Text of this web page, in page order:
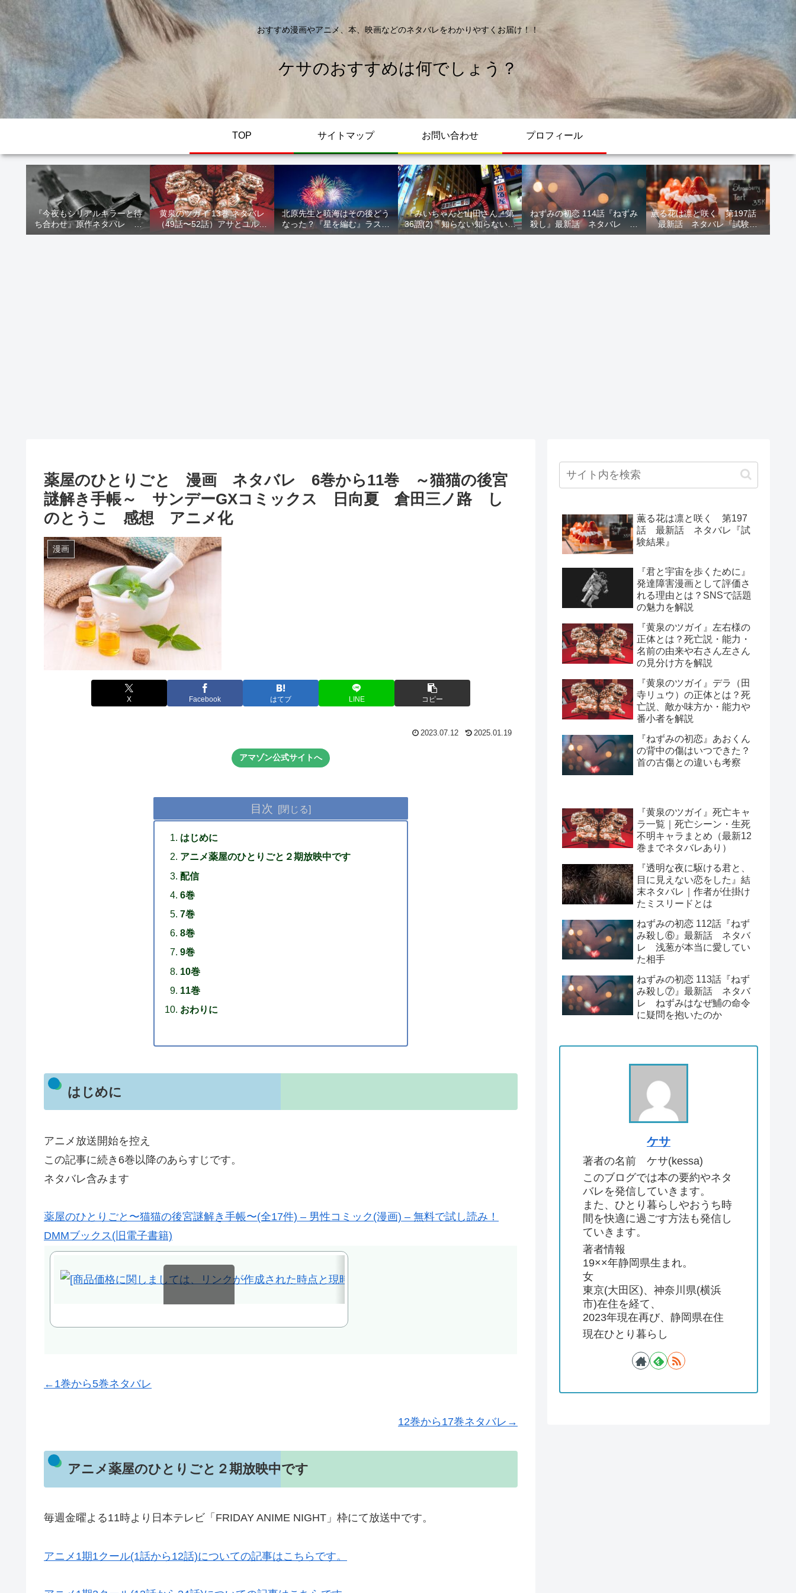
おすすめ漫画やアニメ、本、映画などのネタバレをわかりやすくお届け！！
ケサのおすすめは何でしょう？
TOP サイトマップ お問い合わせ プロフィール
『今夜もシリアルキラーと待
ち合わせ』原作ネタバレ 断
髪オブジェ殺人事件 犯人の
黄泉のツガイ 13巻 ネタバレ
（49話〜52話）アサとユルが
家出！西ノ村の真実とヒカル
北原先生と暁海はその後どう
なった？『星を編む』ラスト
をネタバレ解説
『みいちゃんと山田さん』第
36話(2)『知らない知らない知
らない』最新話 ネタバレ 犯
ねずみの初恋 114話『ねずみ
殺し』最新話 ネタバレ 水
鳥死亡 鯆を殺すか
薫る花は凛と咲く 第197話
最新話 ネタバレ『試験結
果』
薬屋のひとりごと 漫画 ネタバレ 6巻から11巻 ～猫猫の後宮
謎解き手帳～ サンデーGXコミックス 日向夏 倉田三ノ路 し
のとうこ 感想 アニメ化
漫画
X Facebook はてブ LINE コピー
2023.07.12 2025.01.19
アマゾン公式サイトへ
目次
はじめに
アニメ薬屋のひとりごと２期放映中です
配信
6巻
7巻
8巻
9巻
10巻
11巻
おわりに
はじめに
アニメ放送開始を控え
この記事に続き6巻以降のあらすじです。
ネタバレ含みます
薬屋のひとりごと〜猫猫の後宮謎解き手帳〜(全17件) – 男性コミック(漫画) – 無料で試し読み！
DMMブックス(旧電子書籍)
薬屋のひとりごと ～猫猫の後宮謎解き手帳～ 1巻～17巻 コミッ
価格：12,155円（税込、送料別)
楽天で購入
←1巻から5巻ネタバレ
12巻から17巻ネタバレ→
アニメ薬屋のひとりごと２期放映中です
毎週金曜よる11時より日本テレビ「FRIDAY ANIME NIGHT」枠にて放送中です。
アニメ1期1クール(1話から12話)についての記事はこちらです。
薫る花は凛と咲く 第197
話 最新話 ネタバレ『試
験結果』
『君と宇宙を歩くために』
発達障害漫画として評価さ
れる理由とは？SNSで話題
の魅力を解説
『黄泉のツガイ』左右様の
正体とは？死亡説・能力・
名前の由来や右さん左さん
の見分け方を解説
『黄泉のツガイ』デラ（田
寺リュウ）の正体とは？死
亡説、敵か味方か・能力や
番小者を解説
『ねずみの初恋』あおくん
の背中の傷はいつできた？
首の古傷との違いも考察
『黄泉のツガイ』死亡キャ
ラ一覧｜死亡シーン・生死
不明キャラまとめ（最新12
巻までネタバレあり）
『透明な夜に駆ける君と、
目に見えない恋をした』結
末ネタバレ｜作者が仕掛け
たミスリードとは
ねずみの初恋 112話『ねず
み殺し⑥』最新話 ネタバ
レ 浅葱が本当に愛してい
た相手
ねずみの初恋 113話『ねず
み殺し⑦』最新話 ネタバ
レ ねずみはなぜ鯆の命令
に疑問を抱いたのか
ケサ
著者の名前 ケサ(kessa)
このブログでは本の要約やネタ
バレを発信していきます。
また、ひとり暮らしやおうち時
間を快適に過ごす方法も発信し
ていきます。
著者情報
19××年静岡県生まれ。
女
東京(大田区)、神奈川県(横浜
市)在住を経て、
2023年現在再び、静岡県在住
現在ひとり暮らし